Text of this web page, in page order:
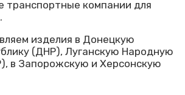
транспортные компании для
изделия в Донецкую
(ДНР), Луганскую Народную
в Запорожскую и Херсонскую